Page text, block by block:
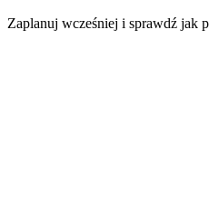
Zaplanuj wcześniej i sprawdź jak